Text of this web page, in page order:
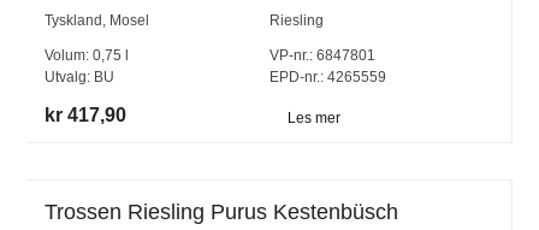
Tyskland , Mosel Riesling
Volum:0,75
Utvalg: BU
VP-nr.:6847801
EPD-nr.: 4265559
kr 417,90 Les mer
Trossen Riesling Purus Kestenbüsch